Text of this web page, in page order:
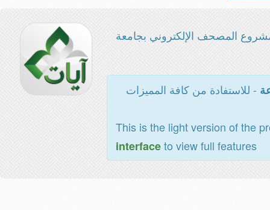
المصحف الإلكتروني بجامعة
- للاستفادة من كافة المميزات
This is the light version of the
interfaceto view full features